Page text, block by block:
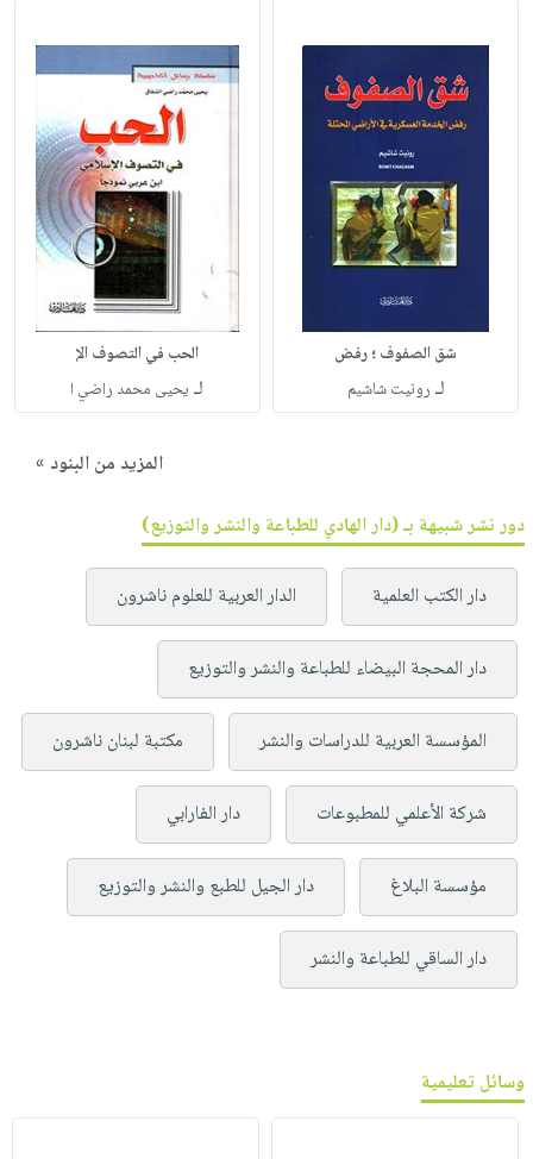
شق الصفوف ؛ رفض
لـ رونيت شاشيم
الحب في التصوف الإ
لـ يحيى محمد راضي ا
المزيد من البنود »
دور نشر شبيهة بـ (دار الهادي للطباعة والنشر والتوزيع)
دار الكتب العلمية الدار العربية للعلوم ناشرون
دار المحجة البيضاء للطباعة والنشر والتوزيع
المؤسسة العربية للدراسات والنشر مكتبة لبنان ناشرون
شركة الأعلمي للمطبوعات دار الفارابي
مؤسسة البلاغ دار الجيل للطبع والنشر والتوزيع
دار الساقي للطباعة والنشر
وسائل تعليمية